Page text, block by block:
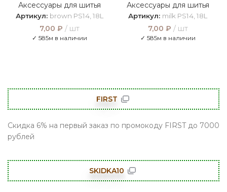
Аксессуары для шитья
Артикул: brown PS14, 18L
7,00 ₽ шт
✓ 585м в наличии
Аксессуары для шитья
Артикул: milk PS14, 18L
7,00 ₽ шт
✓ 585м в наличии
FIRST
Скидка 6% на первый заказ по промокоду FIRST до 7000
рублей
SKIDKA10